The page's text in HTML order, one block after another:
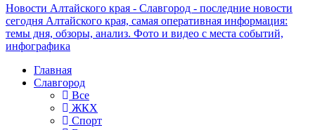
Новости Алтайского края - Славгород - последние новости
сегодня Алтайского края, самая оперативная информация:
темы дня, обзоры, анализ. Фото и видео с места событий,
инфографика
Главная
Славгород
Все
ЖКХ
Спорт